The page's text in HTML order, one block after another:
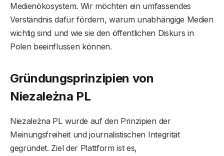
Medienökosystem. Wir möchten ein umfassendes
Verständnis dafür fördern, warum unabhängige Medien
wichtig sind und wie sie den öffentlichen Diskurs in
Polen beeinflussen können.
Gründungsprinzipien von
Niezależna PL
Niezależna PL wurde auf den Prinzipien der
Meinungsfreiheit und journalistischen Integrität
gegründet. Ziel der Plattform ist es,